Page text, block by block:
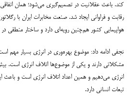
کند. باعث عقلانیت در تصمیم‌گیری می‌شود؛ همان اتفاقی
رقابت و فراوانی ایجاد شد. صنعت مخابرات ایران با
هواپیمایی کشور هم‌چنین رویه‌ای دارد و ساختار
نجفی ادامه داد: موضوع بهره‌وری در انرژی بسیار مهم
انرژی می‌دهیم و همین اعداد اتلاف انرژی است و باعث
تبعات انسانی دارد.